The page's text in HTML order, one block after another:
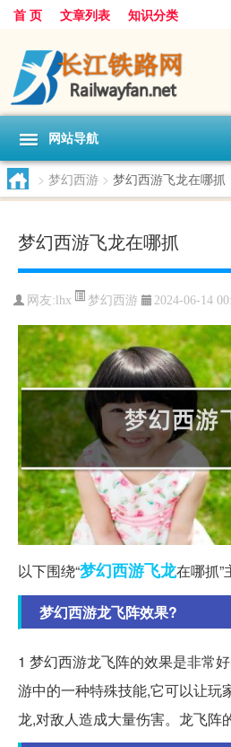
首 页 文章列表 知识分类
网站导航
> 梦幻西游 > 梦幻西游飞龙在哪抓
梦幻西游飞龙在哪抓
网友: lhx 梦幻西游 2024-06-14
以下围绕“梦幻西游飞龙在哪抓”
梦幻西游龙飞阵效果?
1 梦幻西游龙飞阵的效果是非常
游中的一种特殊技能,它可以让玩
龙,对敌人造成大量伤害。龙飞阵